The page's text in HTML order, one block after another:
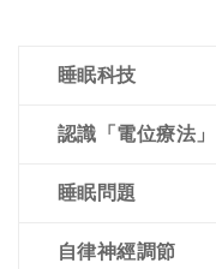
睡眠科技
認識「電位療法」
睡眠問題
自律神經調節